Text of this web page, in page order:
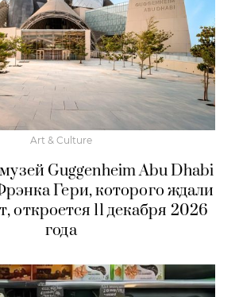
Art & Culture
Guggenheim Abu Dhabi
Гери, которого ждали
откроется 11 декабря 2026
года